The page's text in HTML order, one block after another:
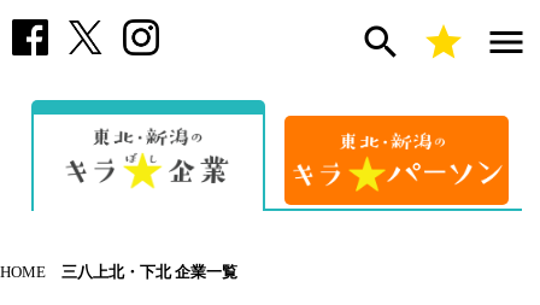
search star menu
HOME 三八上北・下北 企業一覧